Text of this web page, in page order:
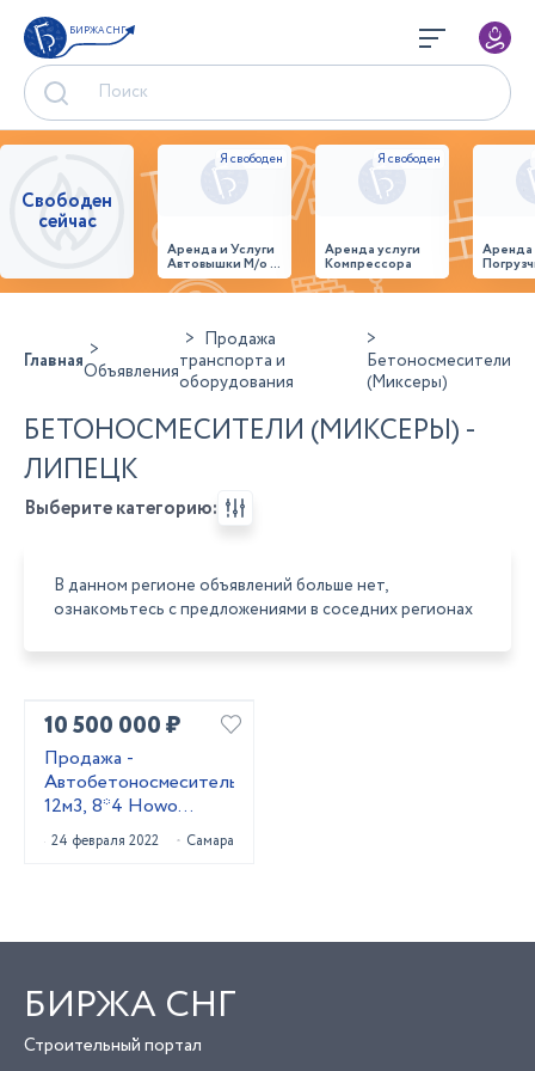
БИРЖА СНГ
Свободен
сейчас
Аренда и Услуги
Автовышки М/о г.
Домодедово
26,28,32 место
Аренда услуги
Компрессора
ГлавнаяОбъявления
Продажа
транспорта и
оборудования
Бетоносмесители
(Миксеры)
БЕТОНОСМЕСИТЕЛИ (МИКСЕРЫ) -
ЛИПЕЦК
Выберите категорию:
В данном регионе объявлений больше нет,
ознакомьтесь с предложениями в соседних регионах
10 500 000 ₽
Продажа -
Автобетоносмеситель
12м3, 8*4 Howo
HW76
24 февраля 2022 Самара
БИРЖА СНГ
Строительный портал